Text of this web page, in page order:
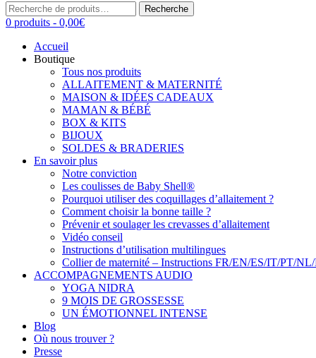
Recherche
pour :
Recherche
0 produits - 0,00€
Accueil
Boutique
Tous nos produits
ALLAITEMENT & MATERNITÉ
MAISON & IDÉES CADEAUX
MAMAN & BÉBÉ
BOX & KITS
BIJOUX
SOLDES & BRADERIES
En savoir plus
Notre conviction
Les coulisses de Baby Shell®
Pourquoi utiliser des coquillages d’allaitement ?
Comment choisir la bonne taille ?
Prévenir et soulager les crevasses d’allaitement
Vidéo conseil
Instructions d’utilisation multilingues
Collier de maternité – Instructions FR/EN/ES/IT/PT/
ACCOMPAGNEMENTS AUDIO
YOGA NIDRA
9 MOIS DE GROSSESSE
UN ÉMOTIONNEL INTENSE
Blog
Où nous trouver ?
Presse